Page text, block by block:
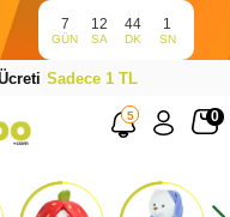
7
GÜN
12
SA
44
DK
1
SN
Sadece 1 TL
5 0